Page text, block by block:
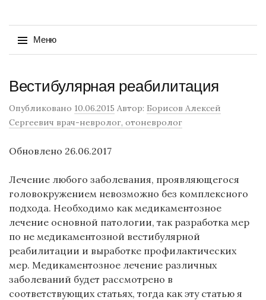
Меню
к
содержимому
Вестибулярная реабилитация
Опубликовано 10.06.2015 Автор: Борисов Алексей
Сергеевич врач-невролог, отоневролог
Обновлено 26.06.2017
Лечение любого заболевания, проявляющегося
головокружением невозможно без комплексного
подхода. Необходимо как медикаментозное
лечение основной патологии, так разработка мер
по не медикаментозной вестибулярной
реабилитации и выработке профилактических
мер. Медикаментозное лечение различных
заболеваний будет рассмотрено в
соответствующих статьях, тогда как эту статью я